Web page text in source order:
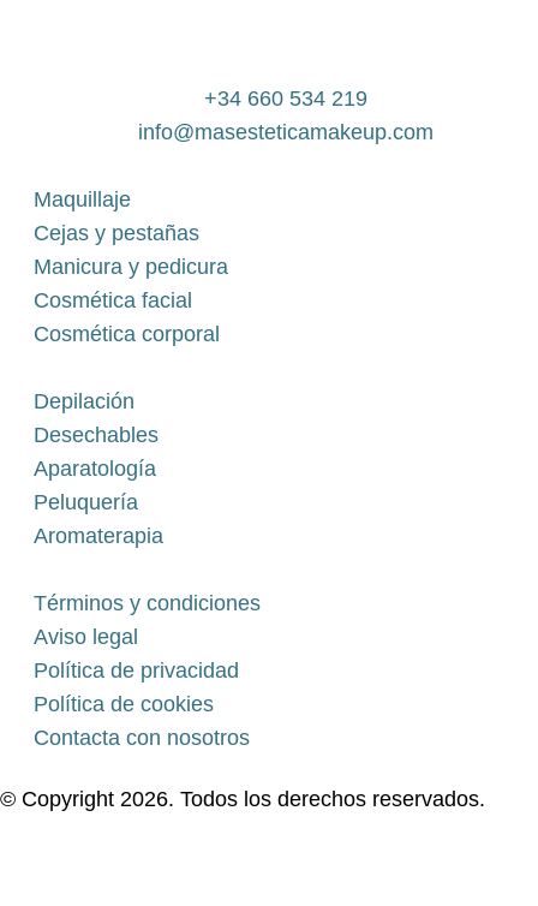
+34 660 534 219
info@masesteticamakeup.com
Maquillaje
Cejas y pestañas
Manicura y pedicura
Cosmética facial
Cosmética corporal
Depilación
Desechables
Aparatología
Peluquería
Aromaterapia
Términos y condiciones
Aviso legal
Política de privacidad
Política de cookies
Contacta con nosotros
© Copyright 2026. Todos los derechos reservados.